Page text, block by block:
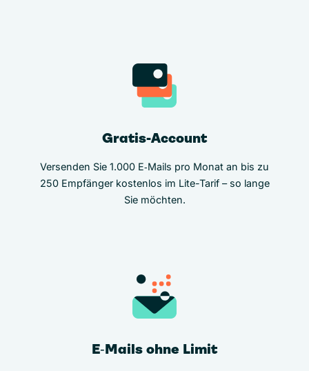
Gratis-Account
Versenden Sie 1.000 E‑Mails pro Monat an bis zu
250 Empfänger kostenlos im Lite-Tarif – so lange
Sie möchten.
E‑Mails ohne Limit